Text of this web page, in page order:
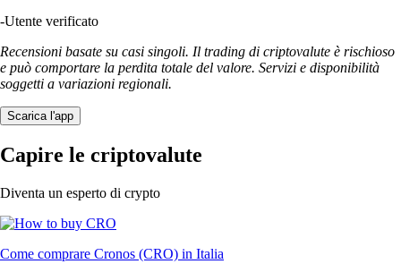
-Utente verificato
Recensioni basate su casi singoli. Il trading di criptovalute è rischioso
e può comportare la perdita totale del valore. Servizi e disponibilità
soggetti a variazioni regionali.
Scarica l'app
Capire le criptovalute
Diventa un esperto di crypto
Come comprare Cronos (CRO) in Italia